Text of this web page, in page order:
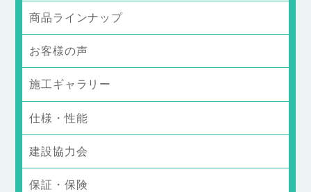
商品ラインナップ
お客様の声
施工ギャラリー
仕様・性能
建設協力会
保証・保険